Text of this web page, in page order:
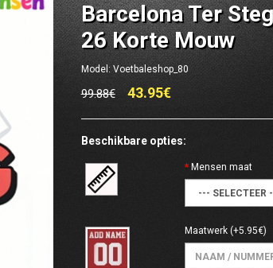
Barcelona Ter
26 Korte Mouw
Model: Voetbaleshop_80
99.88€ 43.95€
Beschikbare opties:
Mensen maat
Maatwerk (+5.95€)